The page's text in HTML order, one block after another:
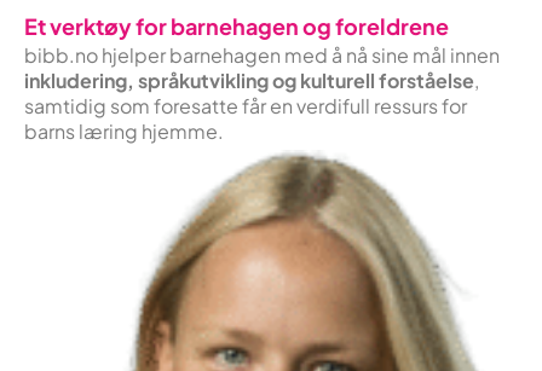
Et verktøy for barnehagen og foreldrene
bibb.no hjelper barnehagen med å nå sine mål innen
inkludering, språkutvikling og kulturell forståelse,
samtidig som foresatte får en verdifull ressurs for
barns læring hjemme.